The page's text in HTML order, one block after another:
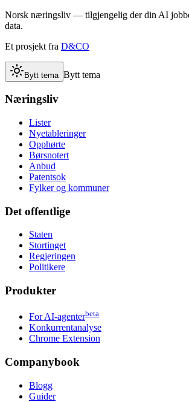
Norsk næringsliv — tilgjengelig der din AI
data.
Et prosjekt fra D&CO
Bytt tema Bytt tema
Næringsliv
Lister
Nyetableringer
Opphørte
Børsnotert
Anbud
Patentsok
Fylker og kommuner
Det offentlige
Staten
Stortinget
Regjeringen
Politikere
Produkter
For AI-agenterbeta
Konkurrentanalyse
Chrome Extension
Companybook
Blogg
Guider